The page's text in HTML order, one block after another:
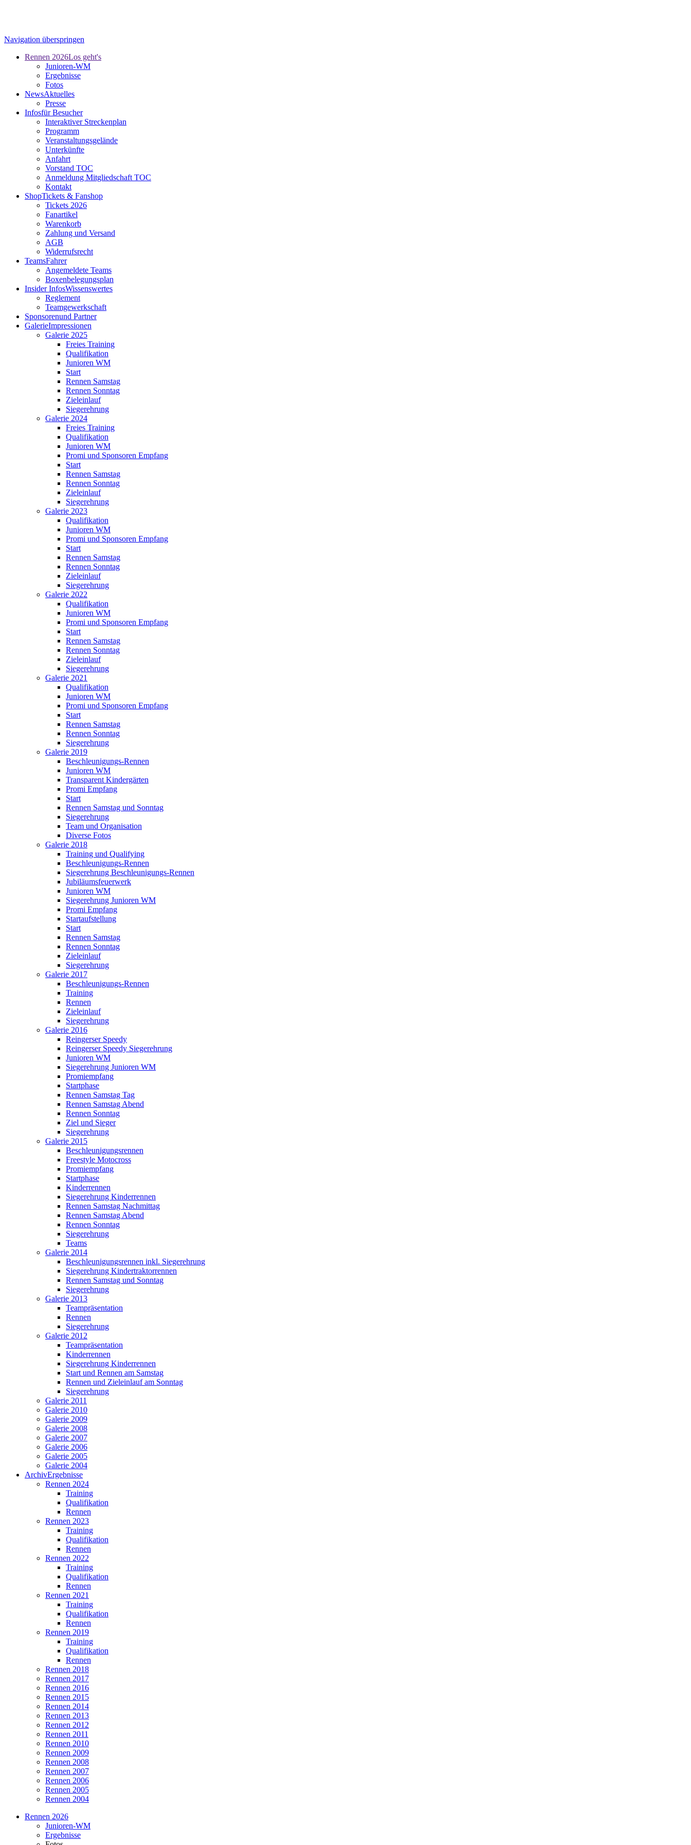
Navigation überspringen
Rennen 2026Los geht's
Junioren-WM
Ergebnisse
Fotos
NewsAktuelles
Presse
Infosfür Besucher
Interaktiver Streckenplan
Programm
Veranstaltungsgelände
Unterkünfte
Anfahrt
Vorstand TOC
Anmeldung Mitgliedschaft TOC
Kontakt
ShopTickets & Fanshop
Tickets 2026
Fanartikel
Warenkorb
Zahlung und Versand
AGB
Widerrufsrecht
TeamsFahrer
Angemeldete Teams
Boxenbelegungsplan
Insider InfosWissenswertes
Reglement
Teamgewerkschaft
Sponsorenund Partner
GalerieImpressionen
Galerie 2025
Freies Training
Qualifikation
Junioren WM
Start
Rennen Samstag
Rennen Sonntag
Zieleinlauf
Siegerehrung
Galerie 2024
Freies Training
Qualifikation
Junioren WM
Promi und Sponsoren Empfang
Start
Rennen Samstag
Rennen Sonntag
Zieleinlauf
Siegerehrung
Galerie 2023
Qualifikation
Junioren WM
Promi und Sponsoren Empfang
Start
Rennen Samstag
Rennen Sonntag
Zieleinlauf
Siegerehrung
Galerie 2022
Qualifikation
Junioren WM
Promi und Sponsoren Empfang
Start
Rennen Samstag
Rennen Sonntag
Zieleinlauf
Siegerehrung
Galerie 2021
Qualifikation
Junioren WM
Promi und Sponsoren Empfang
Start
Rennen Samstag
Rennen Sonntag
Siegerehrung
Galerie 2019
Beschleunigungs-Rennen
Junioren WM
Transparent Kindergärten
Promi Empfang
Start
Rennen Samstag und Sonntag
Siegerehrung
Team und Organisation
Diverse Fotos
Galerie 2018
Training und Qualifying
Beschleunigungs-Rennen
Siegerehrung Beschleunigungs-Rennen
Jubiläumsfeuerwerk
Junioren WM
Siegerehrung Junioren WM
Promi Empfang
Startaufstellung
Start
Rennen Samstag
Rennen Sonntag
Zieleinlauf
Siegerehrung
Galerie 2017
Beschleunigungs-Rennen
Training
Rennen
Zieleinlauf
Siegerehrung
Galerie 2016
Reingerser Speedy
Reingerser Speedy Siegerehrung
Junioren WM
Siegerehrung Junioren WM
Promiempfang
Startphase
Rennen Samstag Tag
Rennen Samstag Abend
Rennen Sonntag
Ziel und Sieger
Siegerehrung
Galerie 2015
Beschleunigungsrennen
Freestyle Motocross
Promiempfang
Startphase
Kinderrennen
Siegerehrung Kinderrennen
Rennen Samstag Nachmittag
Rennen Samstag Abend
Rennen Sonntag
Siegerehrung
Teams
Galerie 2014
Beschleunigungsrennen inkl. Siegerehrung
Siegerehrung Kindertraktorrennen
Rennen Samstag und Sonntag
Siegerehrung
Galerie 2013
Teampräsentation
Rennen
Siegerehrung
Galerie 2012
Teampräsentation
Kinderrennen
Siegerehrung Kinderrennen
Start und Rennen am Samstag
Rennen und Zieleinlauf am Sonntag
Siegerehrung
Galerie 2011
Galerie 2010
Galerie 2009
Galerie 2008
Galerie 2007
Galerie 2006
Galerie 2005
Galerie 2004
ArchivErgebnisse
Rennen 2024
Training
Qualifikation
Rennen
Rennen 2023
Training
Qualifikation
Rennen
Rennen 2022
Training
Qualifikation
Rennen
Rennen 2021
Training
Qualifikation
Rennen
Rennen 2019
Training
Qualifikation
Rennen
Rennen 2018
Rennen 2017
Rennen 2016
Rennen 2015
Rennen 2014
Rennen 2013
Rennen 2012
Rennen 2011
Rennen 2010
Rennen 2009
Rennen 2008
Rennen 2007
Rennen 2006
Rennen 2005
Rennen 2004
Rennen 2026
Junioren-WM
Ergebnisse